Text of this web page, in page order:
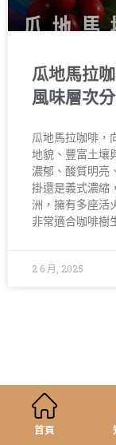
瓜地馬拉
風味層次
瓜地馬拉咖啡，
地貌、豐富土壤
濃郁、酸質明亮
掛還是義式濃縮
洲，擁有多座活
非常適合咖啡樹
2 6 月, 2025
首頁